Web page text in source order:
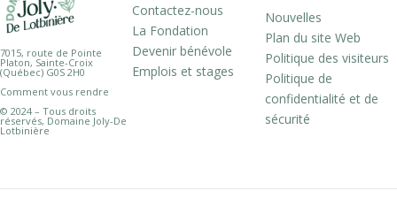
7015, route de Pointe
Platon, Sainte-Croix
(Québec) G0S 2H0
Comment vous rendre
© 2024 – Tous droits
réservés, Domaine Joly-De
Lotbinière
Contactez-nous
La Fondation
Devenir bénévole
Emplois et stages
Nouvelles
Plan du site Web
Politique des visiteurs
Politique de
confidentialité et de
sécurité